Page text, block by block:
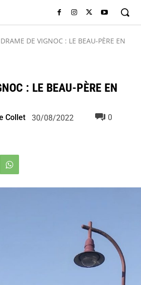
DRAME DE VIGNOC : LE BEAU-PÈRE EN
: LE BEAU-PÈRE EN
Collet 30/08/2022
0